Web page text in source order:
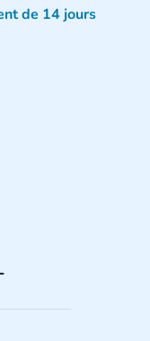
de 14 jours